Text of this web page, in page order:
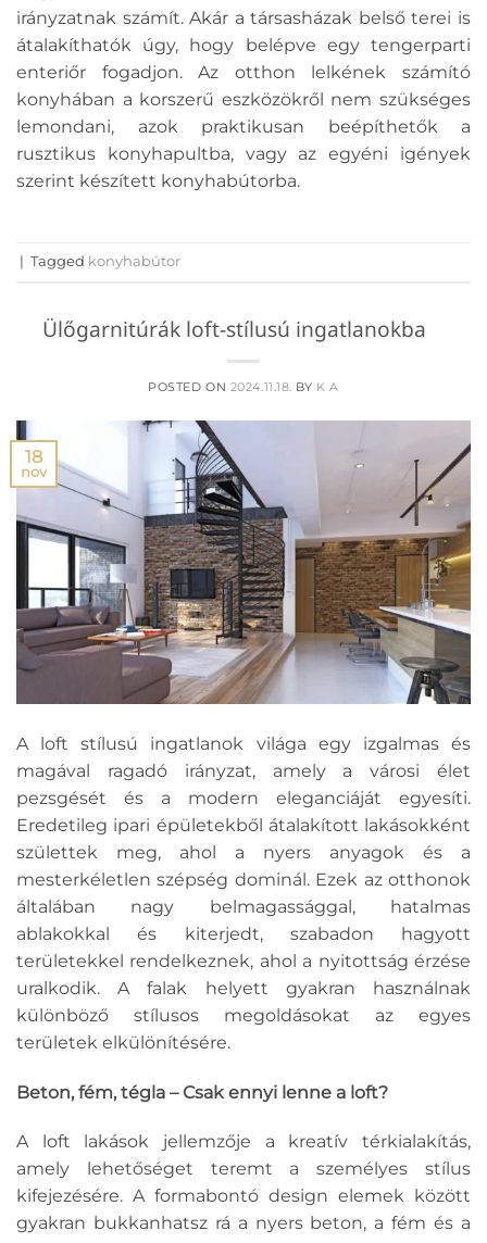
irányzatnak számít. Akár a társasházak belső terei is
átalakíthatók úgy, hogy belépve egy tengerparti
enteriőr fogadjon. Az otthon lelkének számító
konyhában a korszerű eszközökről nem szükséges
lemondani, azok praktikusan beépíthetők a
rusztikus konyhapultba, vagy az egyéni igények
szerint készített konyhabútorba.
| Tagged konyhabútor
Ülőgarnitúrák loft-stílusú ingatlanokba
POSTED ON 2024.11.18. BY K A
18
nov
A loft stílusú ingatlanok világa egy izgalmas és
magával ragadó irányzat, amely a városi élet
pezsgését és a modern eleganciáját egyesíti.
Eredetileg ipari épületekből átalakított lakásokként
születtek meg, ahol a nyers anyagok és a
mesterkéletlen szépség dominál. Ezek az otthonok
általában nagy belmagassággal, hatalmas
ablakokkal és kiterjedt, szabadon hagyott
területekkel rendelkeznek, ahol a nyitottság érzése
uralkodik. A falak helyett gyakran használnak
különböző stílusos megoldásokat az egyes
területek elkülönítésére.
Beton, fém, tégla – Csak ennyi lenne a loft?
A loft lakások jellemzője a kreatív térkialakítás,
amely lehetőséget teremt a személyes stílus
kifejezésére. A formabontó design elemek között
gyakran bukkanhatsz rá a nyers beton, a fém és a